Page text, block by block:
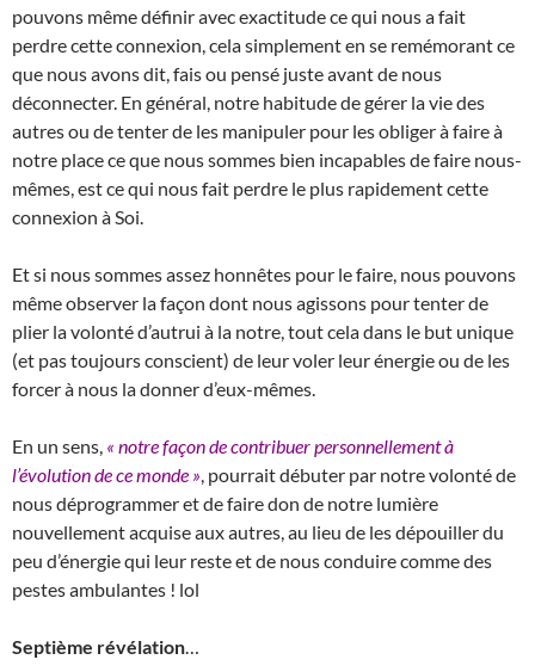
pouvons même définir avec exactitude ce qui nous a fait
perdre cette connexion, cela simplement en se remémorant ce
que nous avons dit, fais ou pensé juste avant de nous
déconnecter. En général, notre habitude de gérer la vie des
autres ou de tenter de les manipuler pour les obliger à faire à
notre place ce que nous sommes bien incapables de faire nous-
mêmes, est ce qui nous fait perdre le plus rapidement cette
connexion à Soi.
Et si nous sommes assez honnêtes pour le faire, nous pouvons
même observer la façon dont nous agissons pour tenter de
plier la volonté d’autrui à la notre, tout cela dans le but unique
(et pas toujours conscient) de leur voler leur énergie ou de les
forcer à nous la donner d’eux-mêmes.
En un sens, « notre façon de contribuer personnellement à
l’évolution de ce monde » , pourrait débuter par notre volonté de
nous déprogrammer et de faire don de notre lumière
nouvellement acquise aux autres, au lieu de les dépouiller du
peu d’énergie qui leur reste et de nous conduire comme des
pestes ambulantes ! lol
Septième révélation